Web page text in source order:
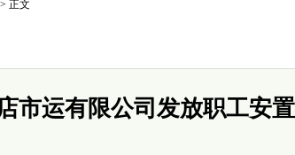
> 正文
市运有限公司发放职工安